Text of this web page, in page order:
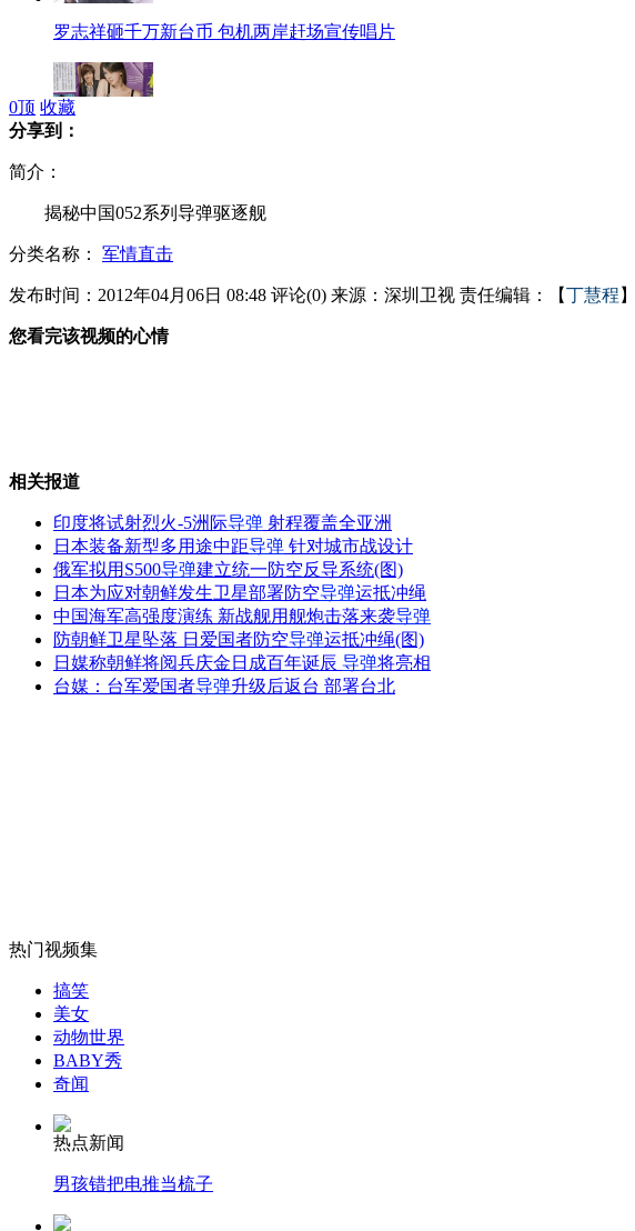
罗志祥砸千万新台币 包机两岸赶场宣传唱片
小S剖腹产下第三女 名Alice
博士生街头举牌征婚：妹子别再等了
83岁老太走40分钟只为找人聊天
无痛分娩是否安全 医生回应
外交部：反对强权政治霸凌主义
外交部：有关国家言论片面不公正
0顶 收藏
分享到：
简介：
揭秘中国052系列导弹驱逐舰
分类名称： 军情直击
发布时间：2012年04月06日 08:48 评论(0) 来源：深圳卫视 责任编辑：【丁慧程 】
您看完该视频的心情
相关报道
印度将试射烈火-5洲际导弹 射程覆盖全亚洲
日本装备新型多用途中距导弹 针对城市战设计
俄军拟用S500导弹建立统一防空反导系统(图)
日本为应对朝鲜发生卫星部署防空导弹运抵冲绳
中国海军高强度演练 新战舰用舰炮击落来袭导弹
防朝鲜卫星坠落 日爱国者防空导弹运抵冲绳(图)
日媒称朝鲜将阅兵庆金日成百年诞辰 导弹将亮相
台媒：台军爱国者导弹升级后返台 部署台北
热门视频集
搞笑
美女
动物世界
BABY秀
奇闻
热点新闻
男孩错把电推当梳子